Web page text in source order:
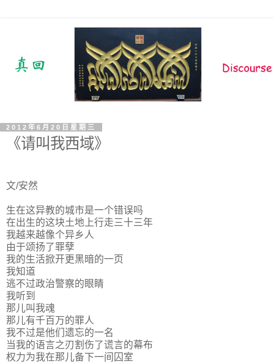
2012年6月20日星期三
《请叫我西域》
文/安然
生在这异教的城市是一个错误吗
在出生的这块土地上行走三十三年
我越来越像个异乡人
由于颂扬了罪孽
我的生活掀开更黑暗的一页
我知道
逃不过政治警察的眼睛
我听到
那儿叫我魂
那儿有千百万的罪人
我不过是他们遗忘的一名
当我的语言之刃割伤了谎言的幕布
权力为我在那儿备下一间囚室